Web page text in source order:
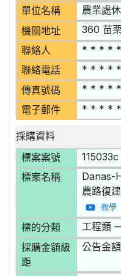
單位名稱 農業處
機關地址 360 苗
聯絡人 * * * * *
聯絡電話 * * * * *
傳真號碼 * * * * *
電子郵件 * * * * *
採購資料
標案案號
115033c
標案名稱
Danas-
農路復
教學
標的分類 工程類
採購金額級
距
公告金